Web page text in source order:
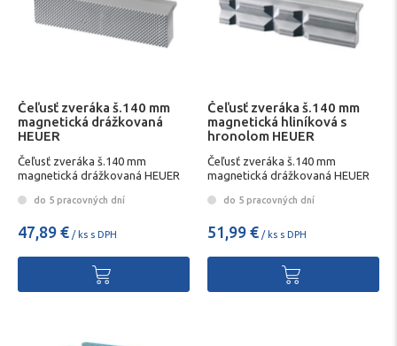
Čeľusť zveráka š.140 mm
magnetická drážkovaná
HEUER
Čeľusť zveráka š.140 mm
magnetická drážkovaná HEUER
do 5 pracovných dní
47,89 € / ks s DPH
Čeľusť zveráka š.140 mm
magnetická hliníková s
hronolom HEUER
Čeľusť zveráka š.140 mm
magnetická drážkovaná HEUER
do 5 pracovných dní
51,99 € / ks s DPH